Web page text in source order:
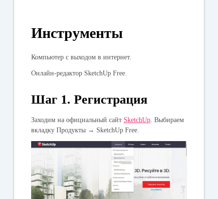
Инструменты
Компьютер с выходом в интернет.
Онлайн-редактор SketchUp Free.
Шаг 1. Регистрация
Заходим на официальный сайт SketchUp . Выбираем
вкладкуПродукты → SketchUp Free.